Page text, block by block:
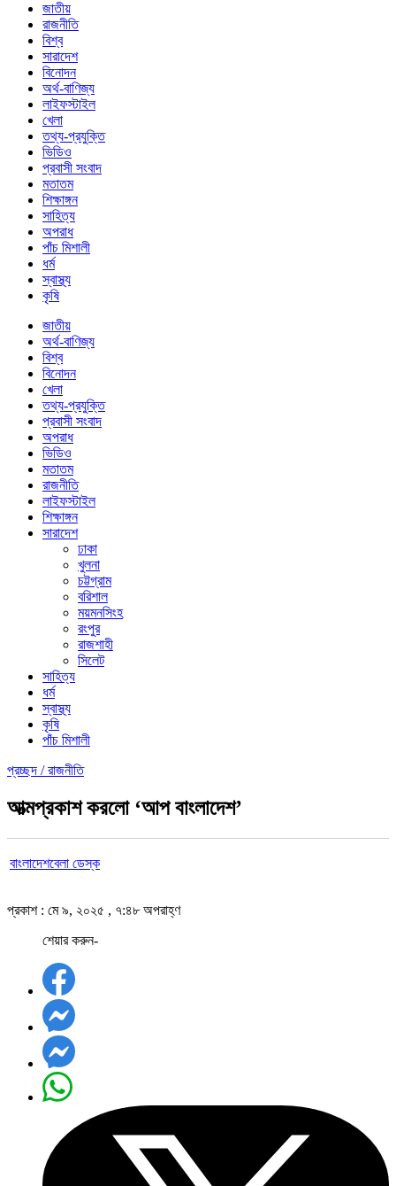
জাতীয়
রাজনীতি
বিশ্ব
সারাদেশ
বিনোদন
অর্থ-বাণিজ্য
লাইফস্টাইল
খেলা
তথ্য-প্রযুক্তি
ভিডিও
প্রবাসী সংবাদ
মতাতম
শিক্ষাঙ্গন
সাহিত্য
অপরাধ
পাঁচ মিশালী
ধর্ম
স্বাস্থ্য
কৃষি
জাতীয়
অর্থ-বাণিজ্য
বিশ্ব
বিনোদন
খেলা
তথ্য-প্রযুক্তি
প্রবাসী সংবাদ
অপরাধ
ভিডিও
মতাতম
রাজনীতি
লাইফস্টাইল
শিক্ষাঙ্গন
সারাদেশ
ঢাকা
খুলনা
চট্টগ্রাম
বরিশাল
ময়মনসিংহ
রংপুর
রাজশাহী
সিলেট
সাহিত্য
ধর্ম
স্বাস্থ্য
কৃষি
পাঁচ মিশালী
প্রচ্ছদ /রাজনীতি
আত্মপ্রকাশ করলো ‘আপ বাংলাদেশ’
বাংলাদেশবেলা ডেস্ক
প্রকাশ : মে ৯, ২০২৫ , ৭:৪৮ অপরাহ্ণ
শেয়ার করুন-